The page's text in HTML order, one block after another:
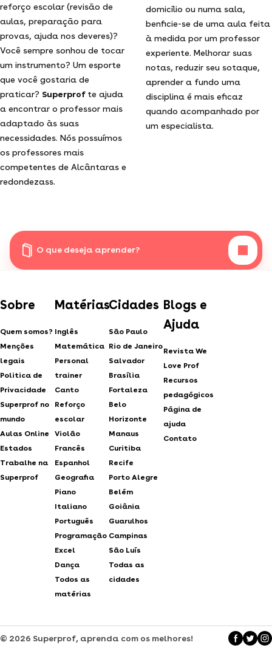
reforço escolar (revisão de
aulas, preparação para
provas, ajuda nos deveres)?
Você sempre sonhou de tocar
um instrumento? Um esporte
que você gostaria de
praticar? Superprof te ajuda
a encontrar o professor mais
adaptado às suas
necessidades. Nós possuímos
os professores mais
competentes de Alcântaras e
redondezass.
domicílio ou numa sala,
benficie-se de uma aula feita
à medida por um professor
experiente. Melhorar suas
notas, reduzir seu sotaque,
aprender a fundo uma
disciplina é mais eficaz
quando acompanhado por
um especialista.
O que deseja aprender?
Sobre
Quem somos?
Menções
legais
Politica de
Privacidade
Superprof no
mundo
Aulas Online
Estados
Trabalhe na
Superprof
Matérias
Inglês
Matemática
Personal
trainer
Canto
Reforço
escolar
Violão
Francês
Espanhol
Geografia
Piano
Italiano
Português
Programação
Excel
Dança
Todos as
matérias
Cidades
São Paulo
Rio de Janeiro
Salvador
Brasília
Fortaleza
Belo
Horizonte
Manaus
Curitiba
Recife
Porto Alegre
Belém
Goiânia
Guarulhos
Campinas
São Luís
Todas as
cidades
Blogs e
Ajuda
Revista We
Love Prof
Recursos
pedagógicos
Página de
ajuda
Contato
© 2026 Superprof, aprenda com os melhores!